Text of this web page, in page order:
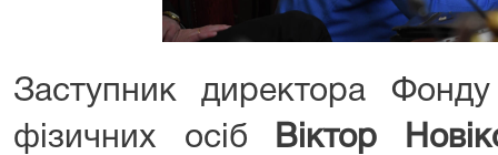
Заступник директора Фонду
фізичних осіб
Віктор